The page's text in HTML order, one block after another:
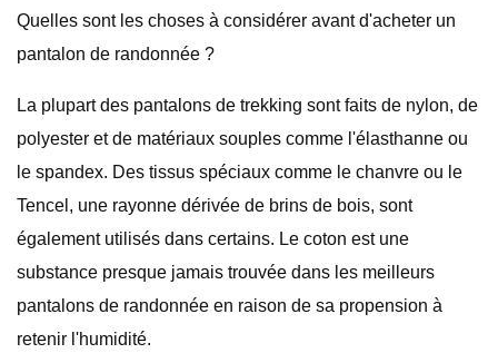
Quelles sont les choses à considérer avant d'acheter un
pantalon de randonnée ?
La plupart des pantalons de trekking sont faits de nylon, de
polyester et de matériaux souples comme l'élasthanne ou
le spandex. Des tissus spéciaux comme le chanvre ou le
Tencel, une rayonne dérivée de brins de bois, sont
également utilisés dans certains. Le coton est une
substance presque jamais trouvée dans les meilleurs
pantalons de randonnée en raison de sa propension à
retenir l'humidité.